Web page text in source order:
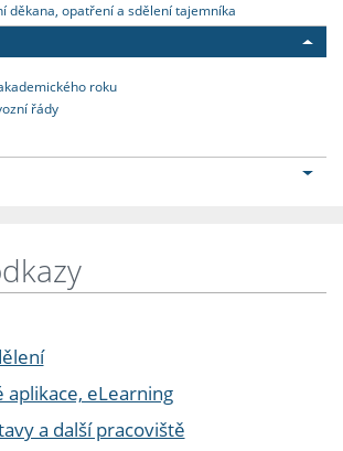
děkana, opatření a sdělení tajemníka
roku
řády
aplikace, eLearning
a další pracoviště